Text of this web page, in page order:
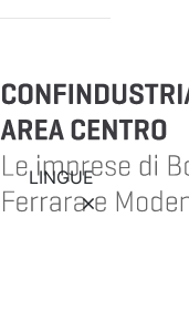
LINGUE